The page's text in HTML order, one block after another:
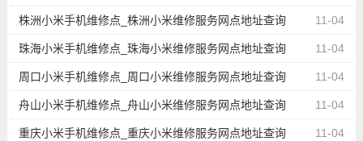
询 11-04
株洲小米手机维修点_株洲小米维修服务网点地址查询
11-04
珠海小米手机维修点_珠海小米维修服务网点地址查询
11-04
周口小米手机维修点_周口小米维修服务网点地址查询
11-04
舟山小米手机维修点_舟山小米维修服务网点地址查询
11-04
重庆小米手机维修点_重庆小米维修服务网点地址查询